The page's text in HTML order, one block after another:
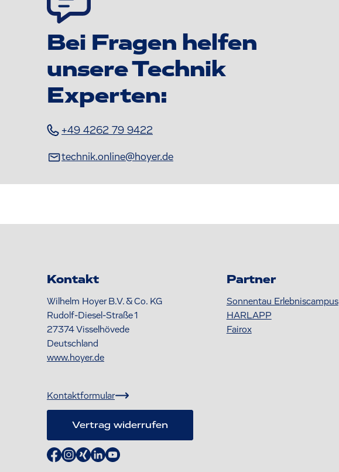
Bei Fragen helfen
unsere Technik
Experten:
+49 4262 79 9422
technik.online@hoyer.de
Kontakt
Wilhelm Hoyer B.V. & Co. KG
Rudolf-Diesel-Straße 1
27374Visselhövede
Deutschland
www.hoyer.de
Kontaktformular
Vertrag widerrufen
Partner
Sonnentau Erlebniscampus
HARLAPP
Fairox